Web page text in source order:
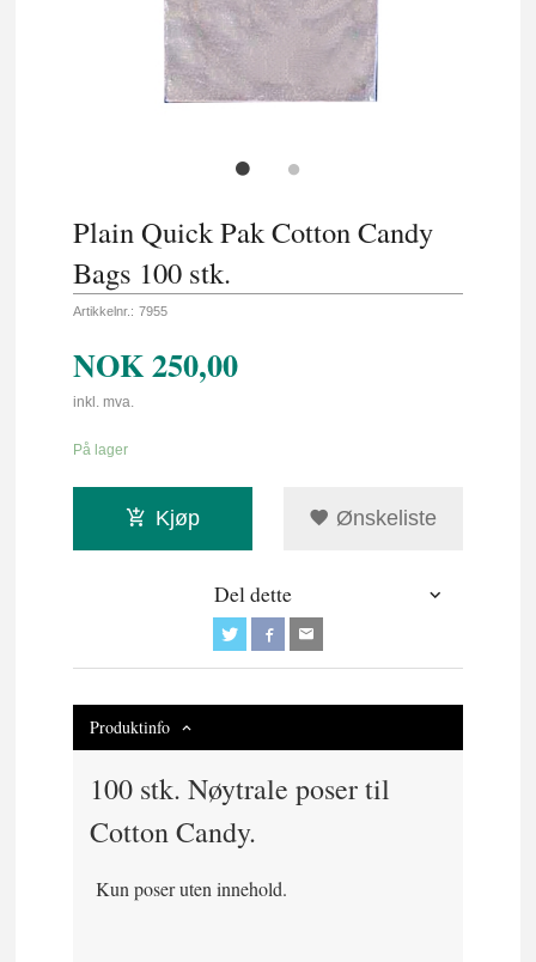
Plain Quick Pak Cotton Candy
Bags 100 stk.
Artikkelnr.: 7955
NOK250,00
inkl. mva.
På lager
Kjøp Ønskeliste
Del dette
Produktinfo
100 stk. Nøytrale poser til
Cotton Candy.
Kun poser uten innehold.